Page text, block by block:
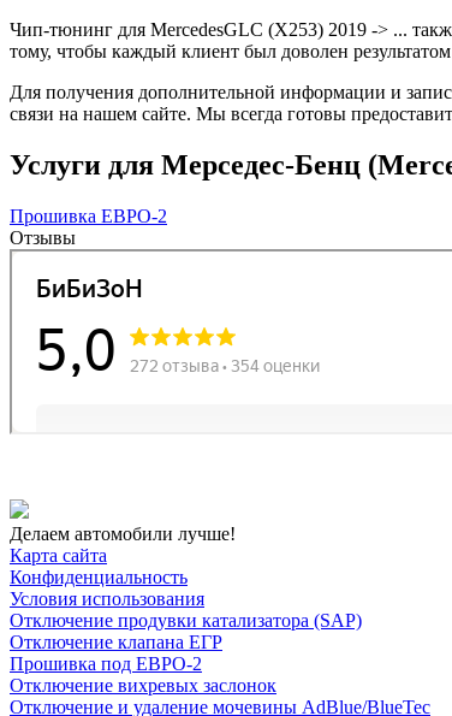
Чип-тюнинг для MercedesGLC (X253) 2019 -> ...
тому, чтобы каждый клиент был доволен
Для получения дополнительной информации и
связи на нашем сайте. Мы всегда готовы
Услуги для Мерседес-Бенц
Прошивка ЕВРО-2
Отзывы
Делаем автомобили лучше!
Карта сайта
Конфиденциальность
Условия использования
Отключение продувки катализатора (SAP)
Отключение клапана ЕГР
Прошивка под ЕВРО-2
Отключение вихревых заслонок
Отключение и удаление мочевины AdBlue/BlueTec